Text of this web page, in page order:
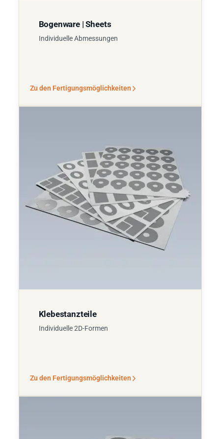
Bogenware | Sheets
Individuelle Abmessungen
Zu den Fertigungsmöglichkeiten
Klebestanzteile
Individuelle 2D-Formen
Zu den Fertigungsmöglichkeiten